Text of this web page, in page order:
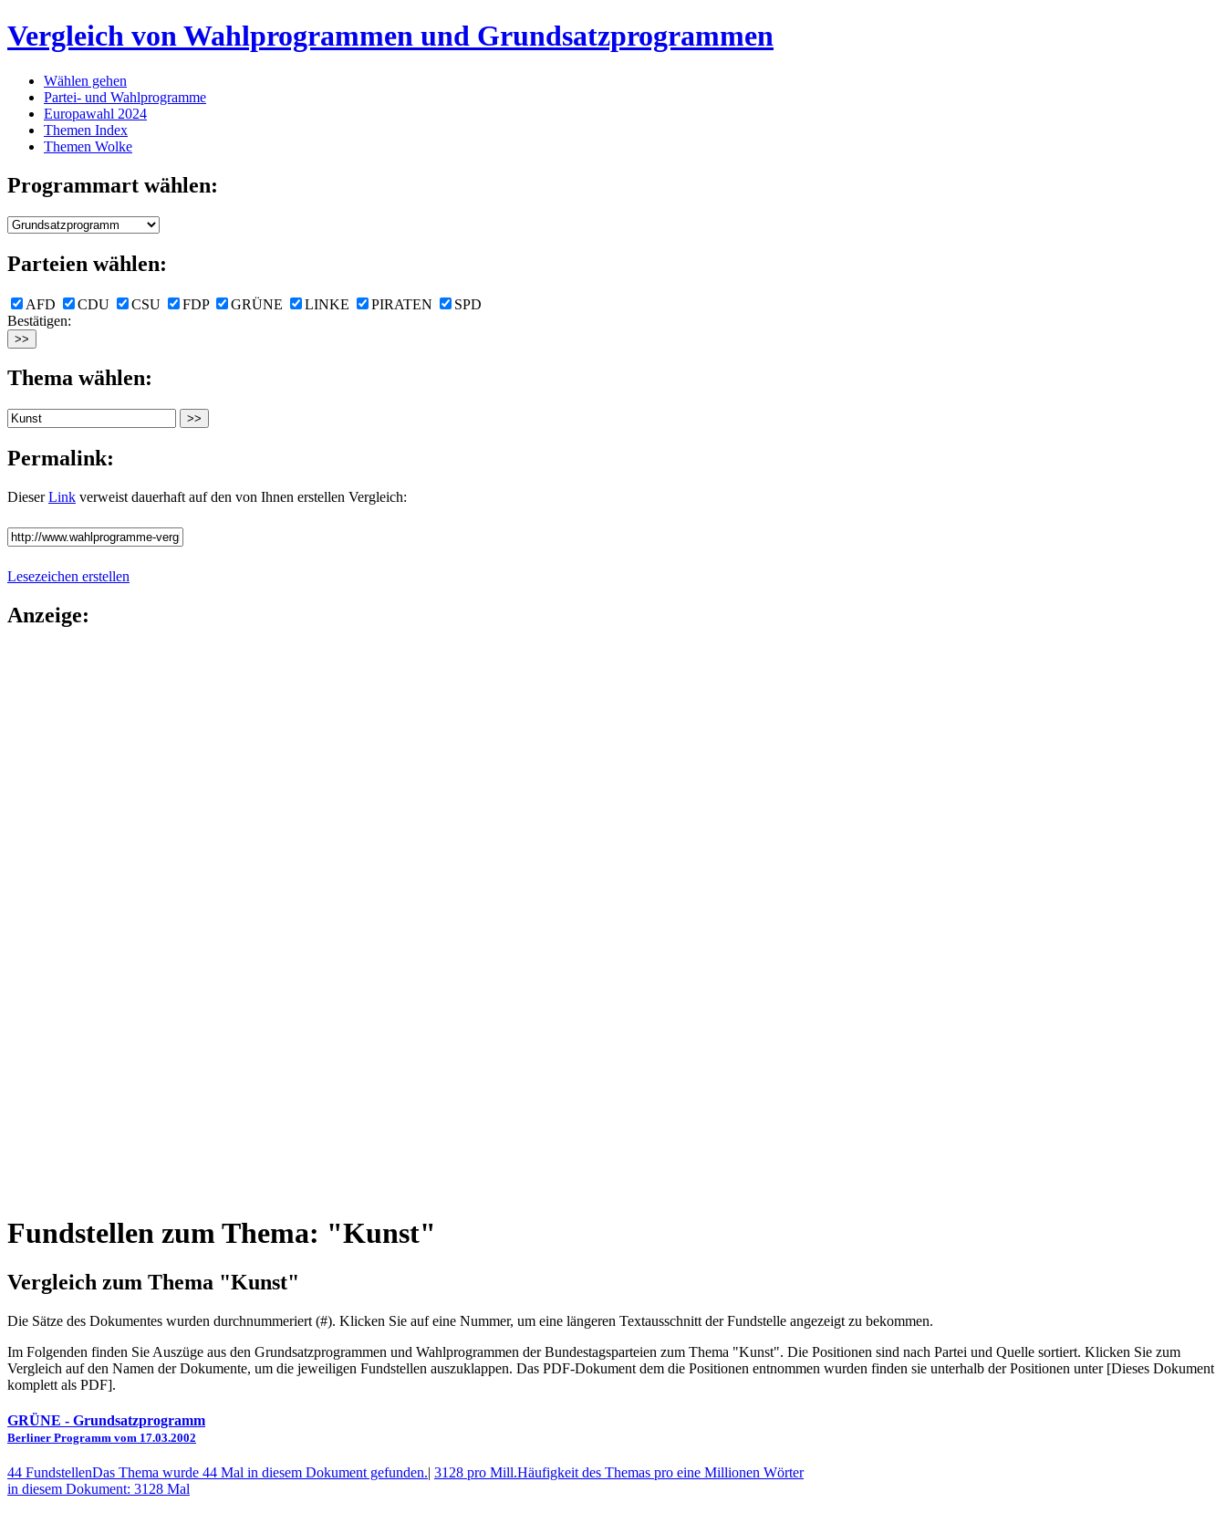
Vergleich von Wahlprogrammen und Grundsatzprogrammen
Wählen gehen
Partei- und Wahlprogramme
Europawahl 2024
Themen Index
Themen Wolke
Programmart wählen:
Parteien wählen:
AFD CDU CSU FDP GRÜNE LINKE PIRATEN
SPD
Bestätigen:
Thema wählen:
Permalink:
DieserLink verweist dauerhaft auf den von Ihnen erstellen Vergleich:
Lesezeichen erstellen
Anzeige:
Fundstellen zum Thema: "Kunst"
Vergleich zum Thema "Kunst"
Die Sätze des Dokum­entes wurden durch­nummeriert (#). Klicken Sie auf eine Nummer, um eine längeren Textausschnitt der Fundstelle angezeigt zu bekommen.
Im Folgenden finden Sie Auszüge aus den Grundsatz­program­men und Wahl­program­men der Bundes­tags­parteien zum Thema "Kunst". Die Posi­tionen sind nach Partei und Quelle sortiert. Klicken Sie zum
Vergleich auf den Namen der Dokumente, um die jeweiligen Fundstellen aus­zu­klappen. Das PDF-Dokument dem die Posi­tionen entnommen wurden finden sie unterhalb der Positionen unter [Dieses Dokument
komplett als PDF].
GRÜNE - Grundsatzprogramm
Berliner Programm vom 17.03.2002
44 FundstellenDas Thema wurde 44 Mal in diesem Dokument gefunden.| 3128 pro Mill.Häufigkeit des Themas pro eine Millionen Wörter
in diesem Dokument: 3128 Mal